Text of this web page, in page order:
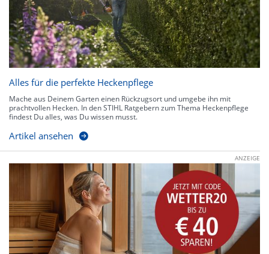
Alles für die perfekte Heckenpflege
Mache aus Deinem Garten einen Rückzugsort und umgebe ihn mit
prachtvollen Hecken. In den STIHL Ratgebern zum Thema Heckenpflege
findest Du alles, was Du wissen musst.
Artikel ansehen
ANZEIGE